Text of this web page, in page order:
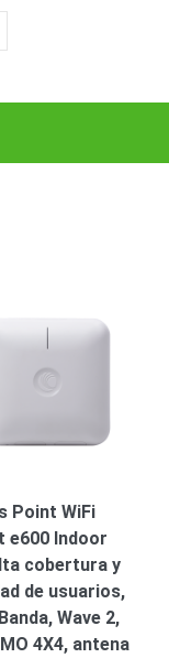
de
Network
Inalámbricas
/ CVI
Point WiFi
e600 Indoor
cobertura y
de usuarios,
Wave 2,
4X4, antena